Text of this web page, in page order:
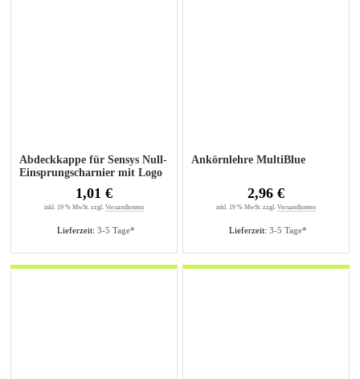
Abdeckkappe für Sensys Null-
Einsprungscharnier mit Logo
Lieferzeit: 3-5 Tage*
1,01 €
inkl. 19 % MwSt. zzgl. Versandkosten
Ankörnlehre MultiBlue
Lieferzeit: 3-5 Tage*
2,96 €
inkl. 19 % MwSt. zzgl. Versandkosten